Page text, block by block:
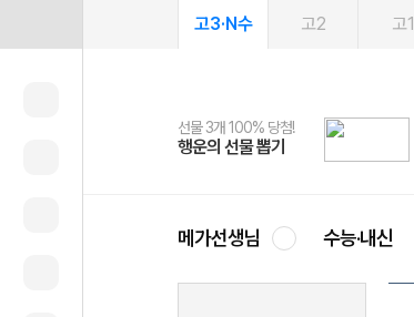
고3·N수 고2 고1
선물 3개 100% 당첨!
행운의 선물 뽑기
선물 100% 증정!
메가스터디 X 올리브
여름방학 스터디 캐시백
메가런 썸머스쿨
2027 러셀 단과
강사 공개선발
스마트러닝앱
설문 EVENT
메가패스
3일 무료 체험권
메가패스 수강생 무료혜택!
메가클럽 멤버십
사회공헌 캠페인
희망이룸 메가나눔
메가선생님 수능·내신